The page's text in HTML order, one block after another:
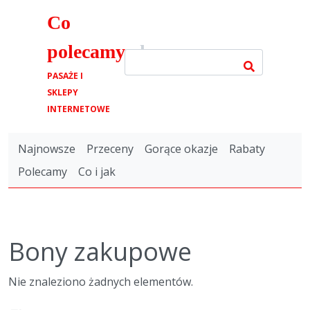
Co
polecamy.pl
PASAŻE I
SKLEPY
INTERNETOWE
Najnowsze Przeceny Gorące okazje
Rabaty
Polecamy
Co i jak
Bony zakupowe
Nie znaleziono żadnych elementów.